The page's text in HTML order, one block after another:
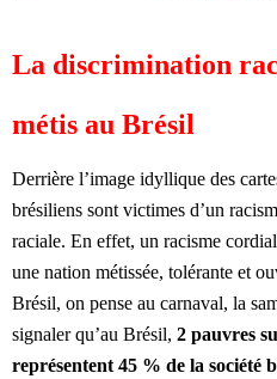
La discrimination
métis au Brésil
Derrière l’image idyllique des
brésiliens sont victimes d’un
raciale. En effet, un racisme
une nation métissée, tolérante et
Brésil, on pense au carnaval, la
signaler qu’au Brésil, 2 pauvres
représentent 45 % de la société